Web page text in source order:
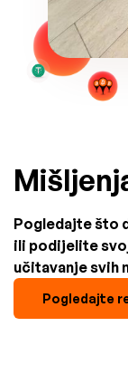
Pogledajte što
ili podijelite
učitavanje svih
Pogledajte